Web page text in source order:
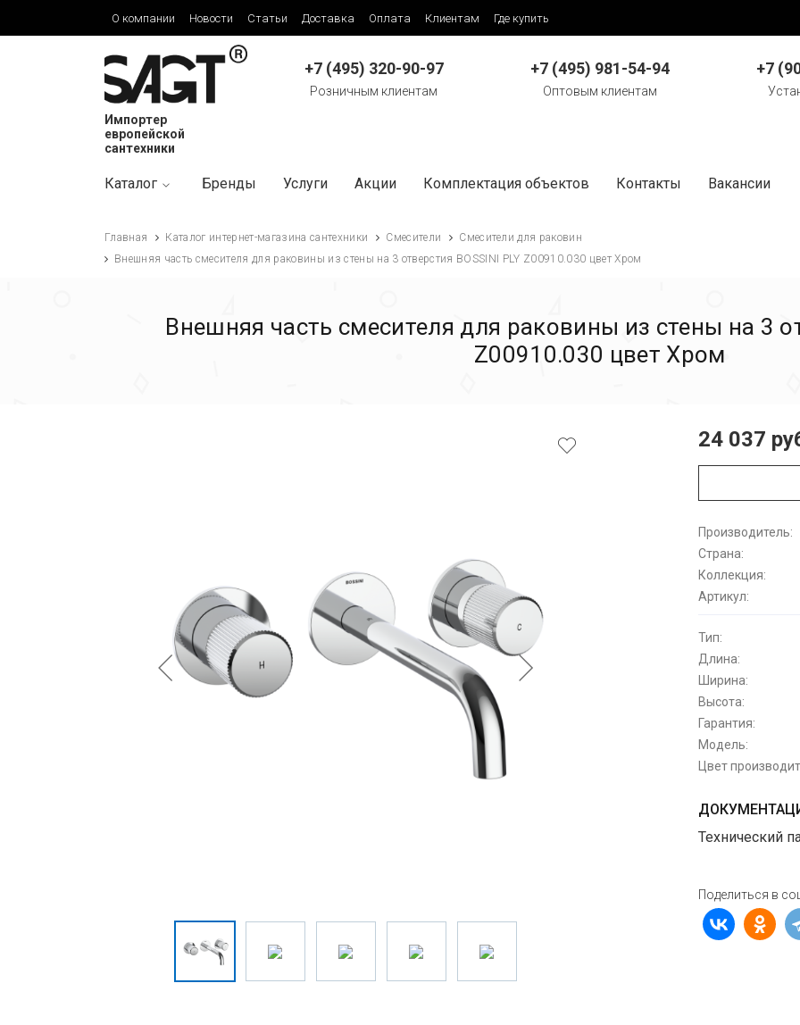
О компании Новости Статьи Доставка Оплата Клиентам Где купить
Импортер
европейской
сантехники
+7 (495) 320-90-97
Розничным клиентам
+7 (495) 981-54-94
Оптовым клиентам
+7
Каталог Бренды Услуги Акции Комплектация объектов Контакты Вакансии
Главная Каталог интернет-магазина сантехники Смесители
Смесители для раковин
Внешняя часть смесителя для раковины из стены на 3 отверстия BOSSINI PLY Z00910.030 цвет Хром
Внешняя часть смесителя для раковины из стены на 3
Z00910.030 цвет Хром
24 037
Производитель:
Страна:
Коллекция:
Артикул:
Тип:
Длина:
Ширина:
Высота:
Гарантия:
Модель:
Цвет
Технический
Поделиться в